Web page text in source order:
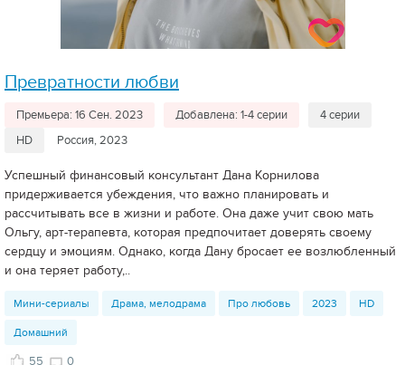
Превратности любви
Премьера: 16 Сен. 2023 Добавлена: 1-4 серии
4 серии
HD
Россия, 2023
Успешный финансовый консультант Дана Корнилова
придерживается убеждения, что важно планировать и
рассчитывать все в жизни и работе. Она даже учит свою мать
Ольгу, арт-терапевта, которая предпочитает доверять своему
сердцу и эмоциям. Однако, когда Дану бросает ее возлюбленный
и она теряет работу,..
Мини-сериалы Драма, мелодрама Про любовь 2023 HD
Домашний
55 0